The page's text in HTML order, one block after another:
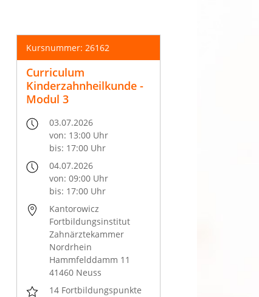
Kursnummer: 26162
Curriculum
Kinderzahnheilkunde -
Modul 3
03.07.2026
von: 13:00 Uhr
bis: 17:00 Uhr
04.07.2026
von: 09:00 Uhr
bis: 17:00 Uhr
Kantorowicz
Fortbildungsinstitut
Zahnärztekammer
Nordrhein
Hammfelddamm 11
41460 Neuss
14 Fortbildungspunkte